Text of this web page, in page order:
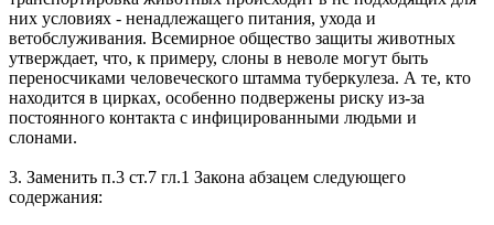
них условиях - ненадлежащего питания, ухода и
ветобслуживания. Всемирное общество защиты животных
утверждает, что, к примеру, слоны в неволе могут быть
переносчиками человеческого штамма туберкулеза. А те, кто
находится в цирках, особенно подвержены риску из-за
постоянного контакта с инфицированными людьми и
слонами.
3. Заменить п.3 ст.7 гл.1 Закона абзацем следующего
содержания: